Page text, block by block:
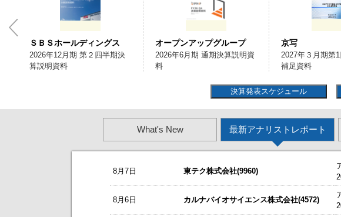
ＳＢＳホールディングス
2026年12月期 第２四半期決
算説明資料
オープンアップグループ
2026年6月期 通期決算説明資
料
京写
2027年３月期第
補足資料
決算発表スケジュール
What's New 最新アナリストレポート
2026/08/07 NEW
8月7日 東テク株式会社(9960)
8月6日 カルナバイオサイエンス株式会社(4572)
お知らせ
8/3 カバー(5253)の掲載を開始いたしました。 今すぐ登録